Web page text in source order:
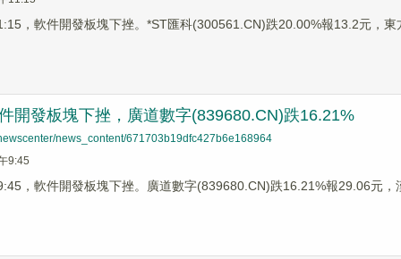
，軟件開發板塊下挫。*ST匯科(300561.CN)跌20.00%報13.2元，
件開發板塊下挫，廣道數字(839680.CN)跌16.21%
news_content/671703b19dfc427b6e168964
9:45
，軟件開發板塊下挫。廣道數字(839680.CN)跌16.21%報29.06元